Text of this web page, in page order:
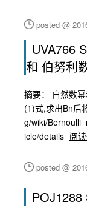
posted @
UVA766
和 伯努利
摘要： 自然数
(1)式,求出Bn后
g/wiki/
icle/details 阅
posted @
POJ1288